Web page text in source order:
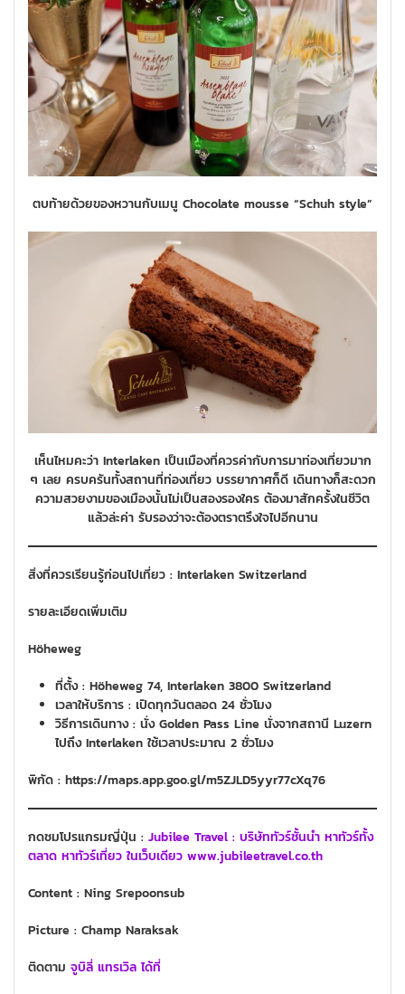
ตบท้ายด้วยของหวานกับเมนู Chocolate mousse “Schuh style”
เห็นไหมคะว่า Interlaken เป็นเมืองที่ควรค่ากับการมาท่องเที่ยวมาก
ๆ เลย ครบครันทั้งสถานที่ท่องเที่ยว บรรยากาศก็ดี เดินทางก็สะดวก
ความสวยงามของเมืองนั้นไม่เป็นสองรองใคร ต้องมาสักครั้งในชีวิต
แล้วล่ะค่า รับรองว่าจะต้องตราตรึงใจไปอีกนาน
สิ่งที่ควรเรียนรู้ก่อนไปเที่ยว : Interlaken Switzerland
รายละเอียดเพิ่มเติม
Höheweg
ที่ตั้ง : Höheweg 74, Interlaken 3800 Switzerland
เวลาให้บริการ : เปิดทุกวันตลอด 24 ชั่วโมง
วิธีการเดินทาง : นั่ง Golden Pass Line นั่งจากสถานี Luzern
ไปถึง Interlaken ใช้เวลาประมาณ 2 ชั่วโมง
พิกัด : https://maps.app.goo.gl/m5ZJLD5yyr77cXq76
กดชมโปรแกรมญี่ปุ่น : Jubilee Travel : บริษัททัวร์ชั้นนำ หาทัวร์ทั้ง
ตลาด หาทัวร์เที่ยว ในเว็บเดียว www.jubileetravel.co.th
Content : Ning Srepoonsub
Picture : Champ Naraksak
ติดตาม จูบิลี่ แทรเวิล ได้ที่